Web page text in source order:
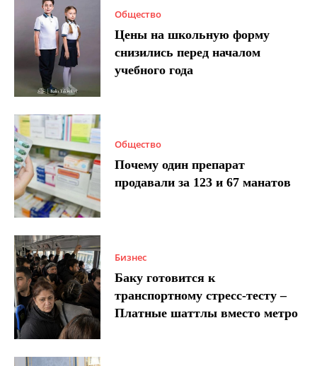
Общество
Цены на школьную форму
снизились перед началом
учебного года
Общество
Почему один препарат
продавали за 123 и 67 манатов
Бизнес
Баку готовится к
транспортному стресс-тесту –
Платные шаттлы вместо метро